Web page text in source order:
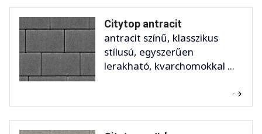
Citytop antracit
antracit színű, klasszikus
stílusú, egyszerűen
lerakható, kvarchomokkal ...